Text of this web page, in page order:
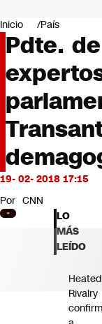
Negocios
Deportes
Programas
Cultura
Servicios
Bits
CNN tiempo
Futuro 360
Opinión
Inicio País
Pdte.
19- 02- 2018 17:15
Por CNN
LO
MÁS
LEÍDO
Heated
Rivalry